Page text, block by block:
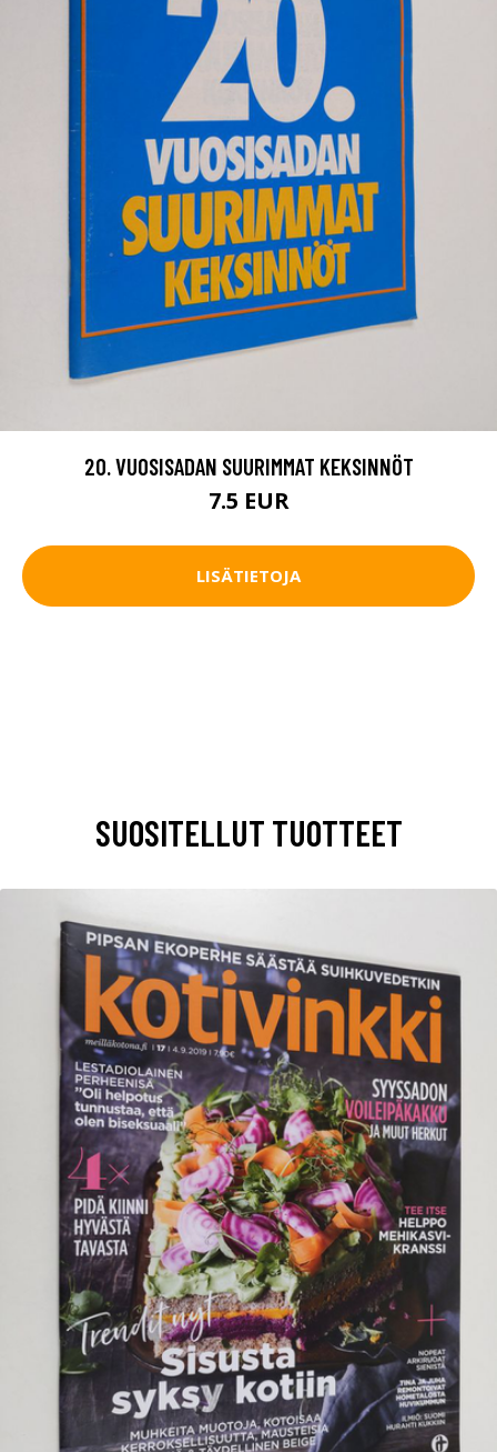
20. VUOSISADAN SUURIMMAT KEKSINNÖT
7.5 EUR
LISÄTIETOJA
SUOSITELLUT TUOTTEET